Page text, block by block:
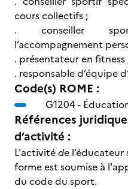
cours collectifs ;
. conseiller
l’accompagnement
. présentateur en fitness
. responsable d’équipe
Code(s) ROME :
G1204 -
Références
d’activité :
L'activitéde
forme est soumise à
du code du sport.